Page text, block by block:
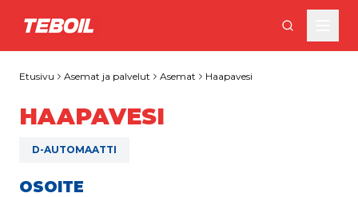
Siirry pääsisältöön
Etusivu Asemat ja palvelut Asemat Haapavesi
HAAPAVESI
D-AUTOMAATTI
OSOITE